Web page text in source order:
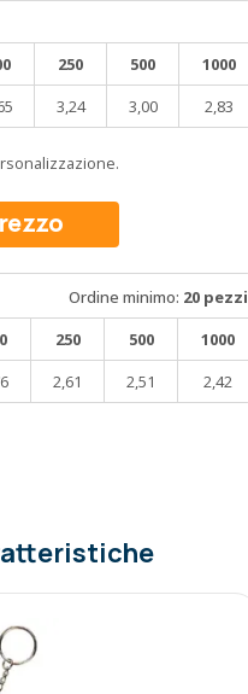
250 500
1000
3,24 3,00 2,83
Ordine minimo: 20 pezzi
250 500
1000
2,61 2,51 2,42